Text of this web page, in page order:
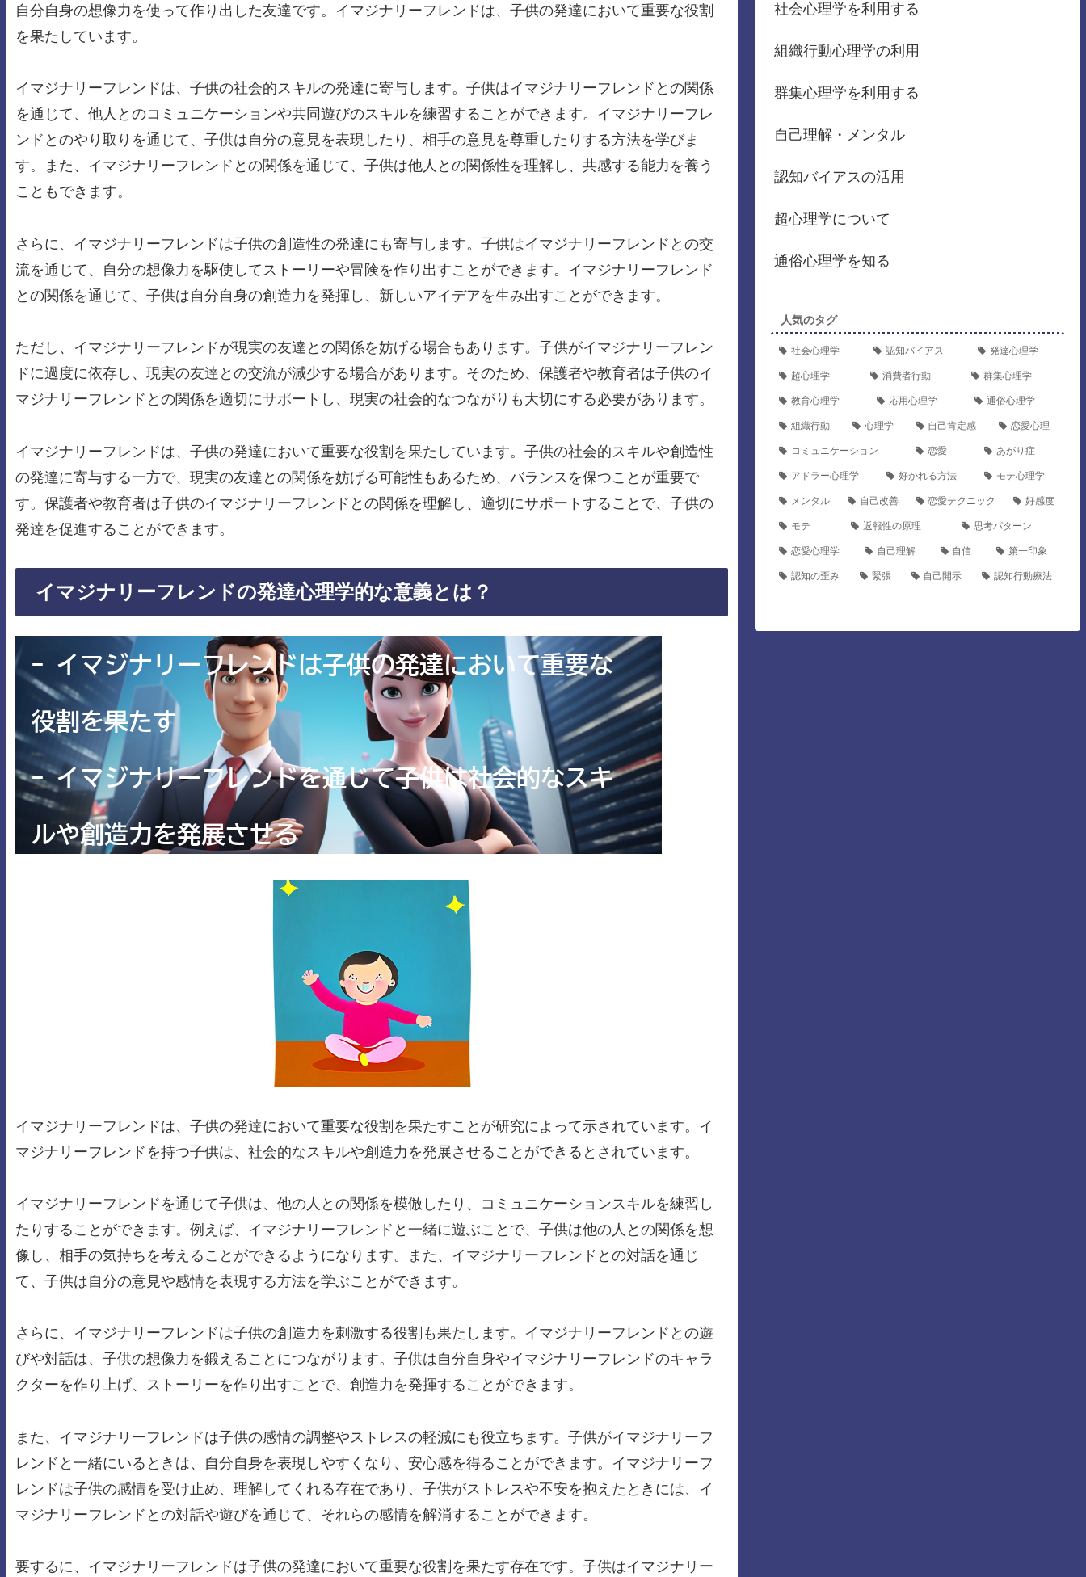
自分自身の想像力を使って作り出した友達です。イマジナリーフレンドは、子供の発達において重要な役割
を果たしています。
イマジナリーフレンドは、子供の社会的スキルの発達に寄与します。子供はイマジナリーフレンドとの関係
を通じて、他人とのコミュニケーションや共同遊びのスキルを練習することができます。イマジナリーフレ
ンドとのやり取りを通じて、子供は自分の意見を表現したり、相手の意見を尊重したりする方法を学びま
す。また、イマジナリーフレンドとの関係を通じて、子供は他人との関係性を理解し、共感する能力を養う
こともできます。
さらに、イマジナリーフレンドは子供の創造性の発達にも寄与します。子供はイマジナリーフレンドとの交
流を通じて、自分の想像力を駆使してストーリーや冒険を作り出すことができます。イマジナリーフレンド
との関係を通じて、子供は自分自身の創造力を発揮し、新しいアイデアを生み出すことができます。
ただし、イマジナリーフレンドが現実の友達との関係を妨げる場合もあります。子供がイマジナリーフレン
ドに過度に依存し、現実の友達との交流が減少する場合があります。そのため、保護者や教育者は子供のイ
マジナリーフレンドとの関係を適切にサポートし、現実の社会的なつながりも大切にする必要があります。
イマジナリーフレンドは、子供の発達において重要な役割を果たしています。子供の社会的スキルや創造性
の発達に寄与する一方で、現実の友達との関係を妨げる可能性もあるため、バランスを保つことが重要で
す。保護者や教育者は子供のイマジナリーフレンドとの関係を理解し、適切にサポートすることで、子供の
発達を促進することができます。
イマジナリーフレンドの発達心理学的な意義とは？
イマジナリーフレンドは、子供の発達において重要な役割を果たすことが研究によって示されています。イ
マジナリーフレンドを持つ子供は、社会的なスキルや創造力を発展させることができるとされています。
イマジナリーフレンドを通じて子供は、他の人との関係を模倣したり、コミュニケーションスキルを練習し
たりすることができます。例えば、イマジナリーフレンドと一緒に遊ぶことで、子供は他の人との関係を想
像し、相手の気持ちを考えることができるようになります。また、イマジナリーフレンドとの対話を通じ
て、子供は自分の意見や感情を表現する方法を学ぶことができます。
さらに、イマジナリーフレンドは子供の創造力を刺激する役割も果たします。イマジナリーフレンドとの遊
びや対話は、子供の想像力を鍛えることにつながります。子供は自分自身やイマジナリーフレンドのキャラ
クターを作り上げ、ストーリーを作り出すことで、創造力を発揮することができます。
また、イマジナリーフレンドは子供の感情の調整やストレスの軽減にも役立ちます。子供がイマジナリーフ
レンドと一緒にいるときは、自分自身を表現しやすくなり、安心感を得ることができます。イマジナリーフ
レンドは子供の感情を受け止め、理解してくれる存在であり、子供がストレスや不安を抱えたときには、イ
マジナリーフレンドとの対話や遊びを通じて、それらの感情を解消することができます。
要するに、イマジナリーフレンドは子供の発達において重要な役割を果たす存在です。子供はイマジナリー
社会心理学を利用する
組織行動心理学の利用
群集心理学を利用する
自己理解・メンタル
認知バイアスの活用
超心理学について
通俗心理学を知る
人気のタグ
社会心理学 認知バイアス 発達心理学
超心理学 消費者行動 群集心理学
教育心理学 応用心理学 通俗心理学
組織行動 心理学 自己肯定感 恋愛心理
コミュニケーション 恋愛 あがり症
アドラー心理学 好かれる方法 モテ心理学
メンタル 自己改善 恋愛テクニック 好感度
モテ 返報性の原理 思考パターン
恋愛心理学 自己理解 自信 第一印象
認知の歪み 緊張 自己開示 認知行動療法